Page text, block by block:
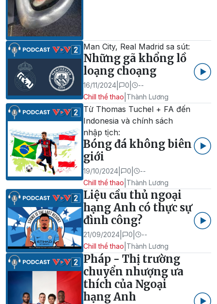
Man City, Real Madrid sa sút:
Những gã khổng lồ
loạng choạng
16/11/2024 0
--
Chill thể thao Thành Lương
Từ Thomas Tuchel + FA đến
Indonesia và chính sách
nhập tịch:
Bóng đá không biên
giới
19/10/2024 0
--
Chill thể thao Thành Lương
Liệu cầu thủ ngoại
hạng Anh có thực sự
đình công?
21/09/2024 0
--
Chill thể thao Thành Lương
Pháp - Thị trường
chuyển nhượng ưa
thích của Ngoại
hạng Anh